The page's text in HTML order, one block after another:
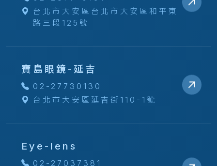
台北市大安區台北市大安區和平東
路三段125號
寶島眼鏡-延吉
02-27730130
台北市大安區延吉街110-1號
Eye-lens
02-27037381